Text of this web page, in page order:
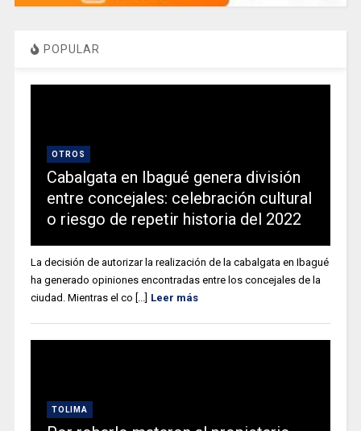
POPULAR
OTROS
Cabalgata en Ibagué genera división
entre concejales: celebración cultural
o riesgo de repetir historia del 2022
La decisión de autorizar la realización de la cabalgata en Ibagué
ha generado opiniones encontradas entre los concejales de la
ciudad. Mientras el co [...] Leer más
TOLIMA